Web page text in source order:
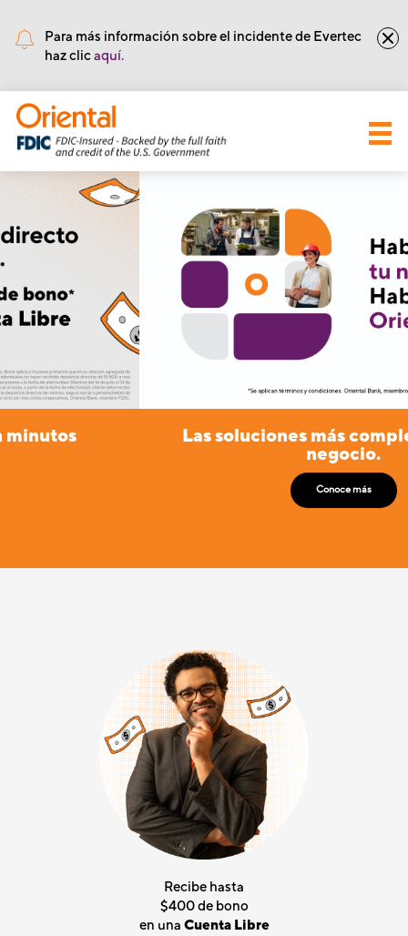
Para más información sobre el incidente de Evertec
haz clicaquí.
• Núm de Ruta y Tránsito: 221571415
Las soluciones más completas para tu
Recibe hasta
$400 de bono
en una Cuenta Libre